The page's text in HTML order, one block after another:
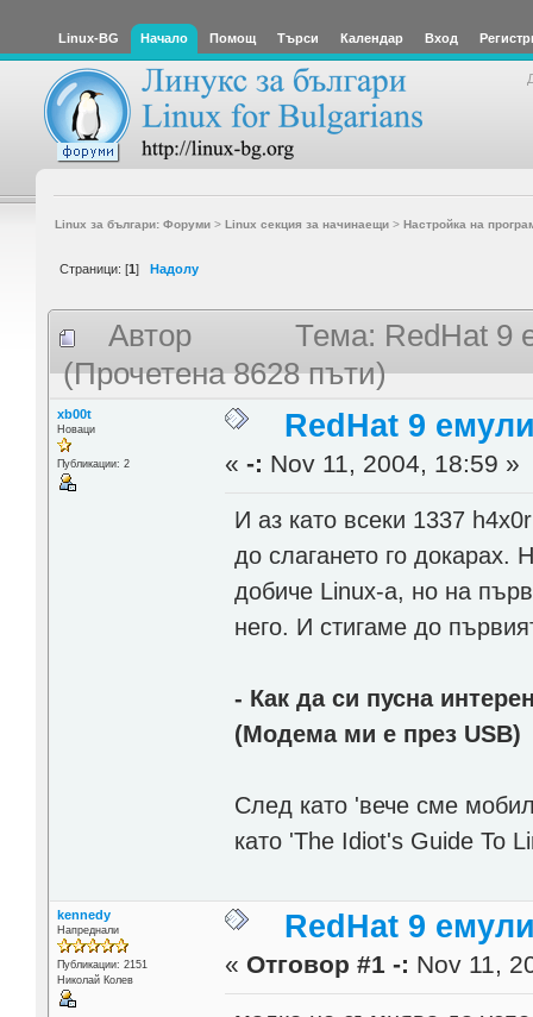
Linux-BG Начало Помощ Търси Календар Вход
Linux за българи: Форуми> Linux секция за начинаещи> Настройка на
Страници: [1] Надолу
Автор
Тема: RedHat 9
(Прочетена 8628 пъти)
xb00t
Новаци
Публикации: 2
RedHat 9
«-: Nov 11, 2004, 18:59 »
И аз като всеки 1337
до слагането го докарах.
добиче Linux-а, но на
него. И стигаме до
- Как да си пусна
(Модема ми е през USB)
След като 'вече сме
като 'The Idiot's Guide To
kennedy
Напреднали
Публикации: 2151
Николай Колев
RedHat 9
« Отговор #1 -: Nov 11,